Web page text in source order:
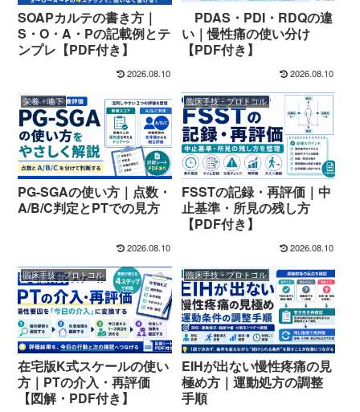
SOAPカルテの書き方｜
S・O・A・Pの記載例とテ
ンプレ【PDF付き】
2026.08.10
PDAS・PDI・RDQの違
い｜慢性痛の使い分け
【PDF付き】
2026.08.10
栄養・嚥下
PG-SGAの使い方｜点数・
A/B/C判定とPTでの見方
2026.08.10
臨床手技・プロトコル
FSSTの記録・再評価｜中
止基準・所見の残し方
【PDF付き】
2026.08.10
臨床手技・プロトコル
在宅版K式スケールの使い
方｜PTの介入・再評価
【図解・PDF付き】
臨床手技・プロトコル
EIHが出ない慢性疼痛の見
極め方｜運動処方の調整
手順